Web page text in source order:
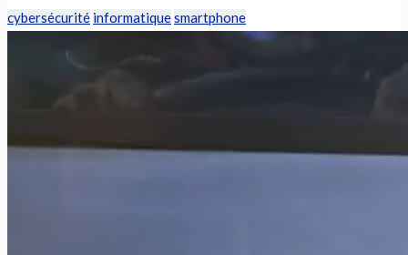
cybersécurité informatiquesmartphone